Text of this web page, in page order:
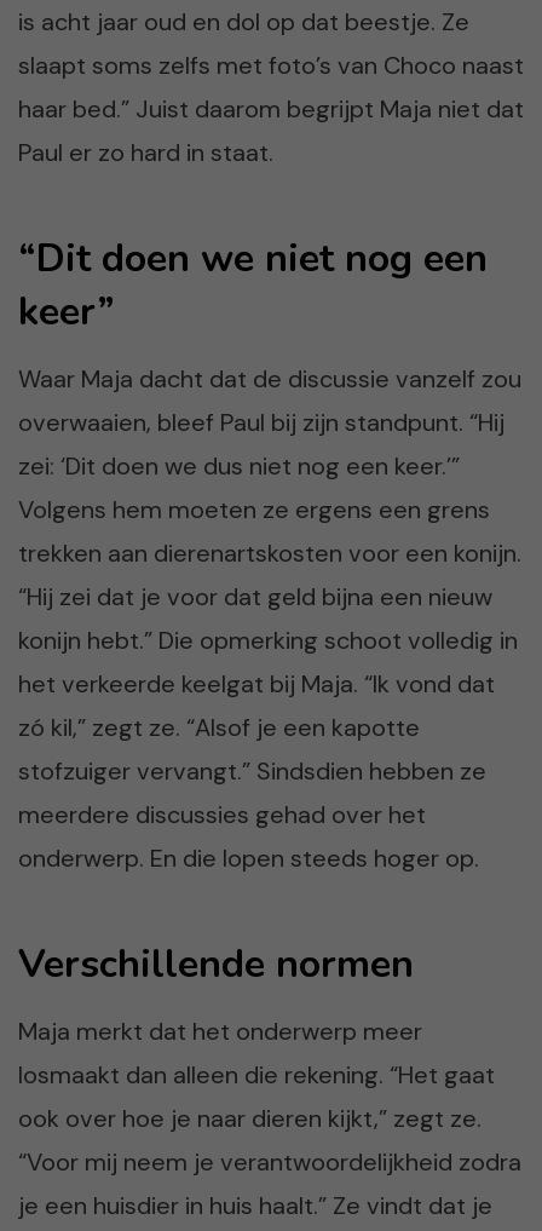
is acht jaar oud en dol op dat beestje. Ze
slaapt soms zelfs met foto’s van Choco naast
haar bed.” Juist daarom begrijpt Maja niet dat
Paul er zo hard in staat.
“Dit doen we niet nog een
keer”
Waar Maja dacht dat de discussie vanzelf zou
overwaaien, bleef Paul bij zijn standpunt. “Hij
zei: ‘Dit doen we dus niet nog een keer.’”
Volgens hem moeten ze ergens een grens
trekken aan dierenartskosten voor een konijn.
“Hij zei dat je voor dat geld bijna een nieuw
konijn hebt.” Die opmerking schoot volledig in
het verkeerde keelgat bij Maja. “Ik vond dat
zó kil,” zegt ze. “Alsof je een kapotte
stofzuiger vervangt.” Sindsdien hebben ze
meerdere discussies gehad over het
onderwerp. En die lopen steeds hoger op.
Verschillende normen
Maja merkt dat het onderwerp meer
losmaakt dan alleen die rekening. “Het gaat
ook over hoe je naar dieren kijkt,” zegt ze.
“Voor mij neem je verantwoordelijkheid zodra
je een huisdier in huis haalt.” Ze vindt dat je